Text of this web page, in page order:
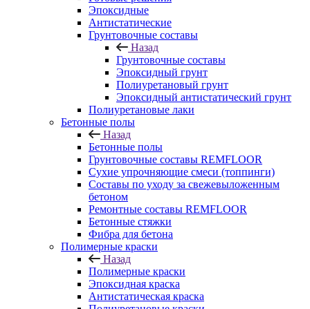
Эпоксидные
Антистатические
Грунтовочные составы
Назад
Грунтовочные составы
Эпоксидный грунт
Полиуретановый грунт
Эпоксидный антистатический грунт
Полиуретановые лаки
Бетонные полы
Назад
Бетонные полы
Грунтовочные составы REMFLOOR
Сухие упрочняющие смеси (топпинги)
Составы по уходу за свежевыложенным
бетоном
Ремонтные составы REMFLOOR
Бетонные стяжки
Фибра для бетона
Полимерные краски
Назад
Полимерные краски
Эпоксидная краска
Антистатическая краска